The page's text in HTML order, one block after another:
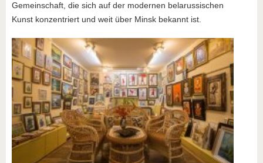
Gemeinschaft, die sich auf der modernen belarussischen
Kunst konzentriert und weit über Minsk bekannt ist.